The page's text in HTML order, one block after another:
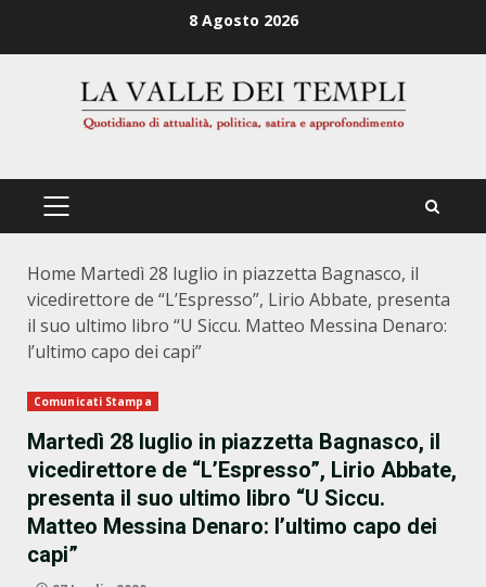
8 Agosto 2026
PRIMÄRES
Home Martedì 28 luglio in piazzetta Bagnasco, il
vicedirettore de “L’Espresso”, Lirio Abbate, presenta
il suo ultimo libro “U Siccu. Matteo Messina Denaro:
l’ultimo capo dei capi”
Comunicati Stampa
Martedì 28 luglio in piazzetta Bagnasco, il
vicedirettore de “L’Espresso”, Lirio Abbate,
presenta il suo ultimo libro “U Siccu.
Matteo Messina Denaro: l’ultimo capo dei
capi”